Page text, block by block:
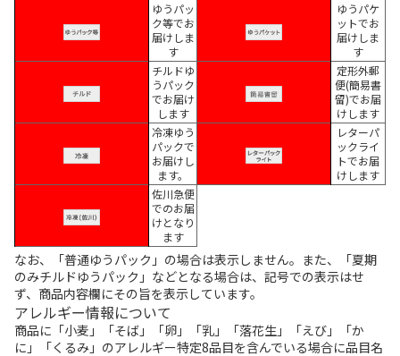
ゆうパッ
ク等でお
届けしま
す
ゆうパケ
ットでお
届けしま
す
チルドゆ
うパック
でお届け
します
定形外郵
便(簡易書
留)でお届
けします
冷凍ゆう
パックで
お届けし
ます。
レターパ
ックライ
トでお届
けします
佐川急便
でのお届
けとなり
ます
なお、「普通ゆうパック」の場合は表示しません。また、「夏期
のみチルドゆうパック」などとなる場合は、記号での表示はせ
ず、商品内容欄にその旨を表示しています。
アレルギー情報について
商品に「小麦」「そば」「卵」「乳」「落花生」「えび」「か
に」「くるみ」のアレルギー特定8品目を含んでいる場合に品目名